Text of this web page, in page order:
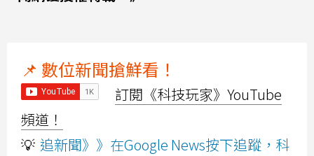
📌 數位新聞搶鮮看！
訂閱《科技玩家》YouTube
頻道！
💡 追新聞》》在Google News按下追蹤，科